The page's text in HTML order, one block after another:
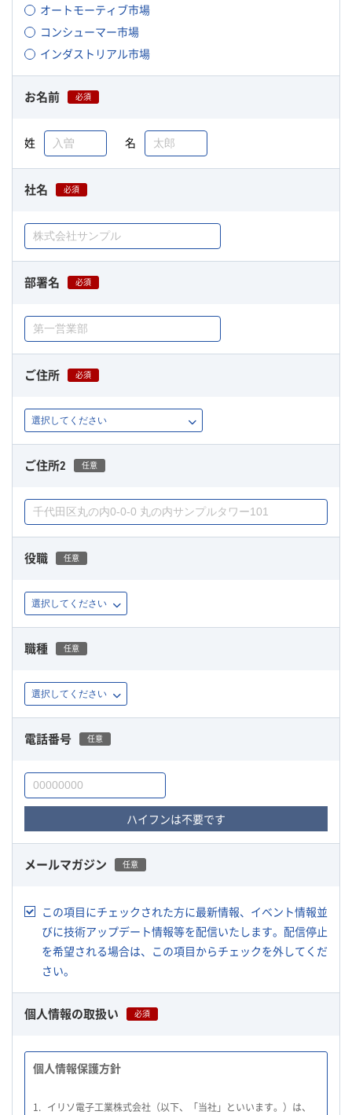
オートモーティブ市場
コンシューマー市場
インダストリアル市場
お名前 必須
姓 名
社名 必須
部署名 必須
ご住所 必須
ご住所2 任意
役職 任意
職種 任意
電話番号 任意
ハイフンは不要です
メールマガジン 任意
この項目にチェックされた方に最新情報、イベント情報並
びに技術アップデート情報等を配信いたします。配信停止
を希望される場合は、この項目からチェックを外してくだ
さい。
個人情報の取扱い 必須
個人情報保護方針
1. イリソ電子工業株式会社（以下、「当社」といいます。）は、